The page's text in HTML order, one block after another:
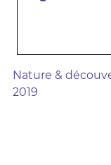
Nature &
2019